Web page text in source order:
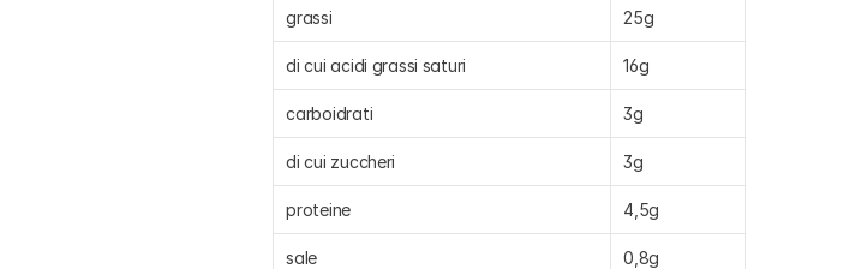
grassi 25g
di cui acidi grassi saturi 16g
carboidrati 3g
di cui zuccheri 3g
proteine 4,5g
sale 0,8g